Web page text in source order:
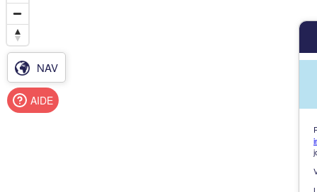
NAV
AIDE